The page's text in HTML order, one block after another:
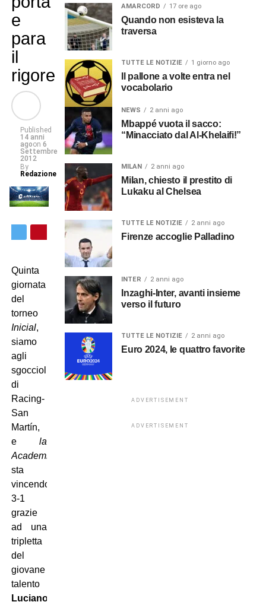
e
para
il
rigore
Published
14 anni
agoon 6
Settembre
2012
By
Redazione
Quinta
giornata
del
torneo
Inicial,
siamo
agli
sgoccioli
di
Racing-
San
Martín,
ela
Academia
sta
vincendo
3-1
grazie
ad una
tripletta
del
giovane
talento
Luciano
AMARCORD 17 ore ago
Quando non esisteva la
traversa
TUTTE LE NOTIZIE 1 giorno ago
Il pallone a volte entra nel
vocabolario
NEWS 2 anni ago
Mbappé vuota il sacco:
“Minacciato dal Al-Khelaifi!”
MILAN 2 anni ago
Milan, chiesto il prestito di
Lukaku al Chelsea
TUTTE LE NOTIZIE 2 anni ago
Firenze accoglie Palladino
INTER 2 anni ago
Inzaghi-Inter, avanti insieme
verso il futuro
TUTTE LE NOTIZIE 2 anni ago
Euro 2024, le quattro favorite
ADVERTISEMENT
ADVERTISEMENT